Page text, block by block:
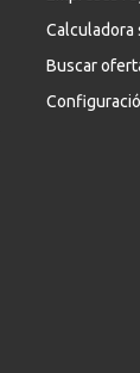
Calculadora
Buscar